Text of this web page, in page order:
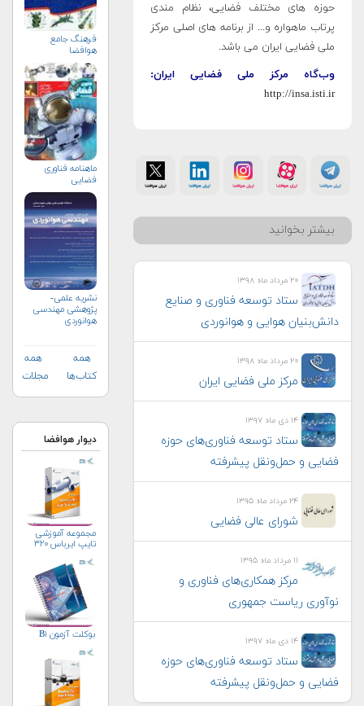
حوزه های مختلف فضایی، نظام مندی
پرتاب ماهواره و... از برنامه های اصلی مرکز
ملی فضایی ایران می باشد.
وب‌گاه مرکز ملی فضایی ایران:
http://insa.isti.ir
بیشتر بخوانید
۲۰ مرداد ماه ۱۳۹۸
ستاد توسعه فناوری و صنایع
دانش‌بنیان هوایی و هوانوردی
۲۰ مرداد ماه ۱۳۹۸
مرکز ملی فضایی ایران
۱۴ دی ماه ۱۳۹۷
ستاد توسعه فناوری‌های حوزه
فضایی و حمل‌و‌نقل پیشرفته
۲۴ مرداد ماه ۱۳۹۵
شورای عالی فضایی
۱۱ مرداد ماه ۱۳۹۵
مرکز همکاری‌های فناوری و
نوآوری ریاست جمهوری
۱۴ دی ماه ۱۳۹۷
ستاد توسعه فناوری‌های حوزه
فضایی و حمل‌و‌نقل پیشرفته
فرهنگ جامع
هوافضا
ماهنامه فناوری
فضایی
نشریه علمی-
پژوهشی مهندسی
هوانوردی
همه
کتاب‌ها
همه
مجلات
دیوار هوافضا
مجموعه آموزشی
تایپ ایرباس ۳۲۰
بوکلت آزمون B۱